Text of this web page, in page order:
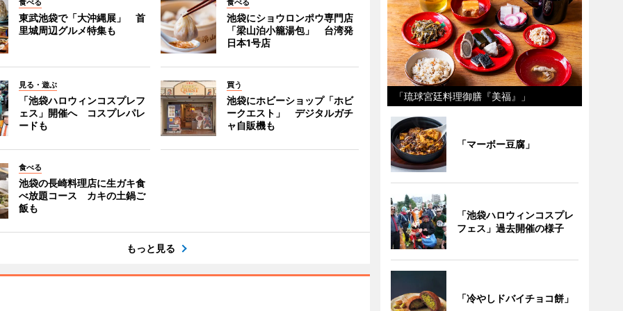
食べる
東武池袋で「大沖縄展」 首
里城周辺グルメ特集も
食べる
池袋にショウロンポウ専門店
「梁山泊小籠湯包」 台湾発
日本1号店
見る・遊ぶ
「池袋ハロウィンコスプレフ
ェス」開催へ コスプレパレ
ードも
買う
池袋にホビーショップ「ホビ
ークエスト」 デジタルガチ
ャ自販機も
食べる
池袋の長崎料理店に生ガキ食
べ放題コース カキの土鍋ご
飯も
もっと見る
「琉球宮廷料理御膳『美福』」
「マーボー豆腐」
「池袋ハロウィンコスプレ
フェス」過去開催の様子
「冷やしドバイチョコ餅」